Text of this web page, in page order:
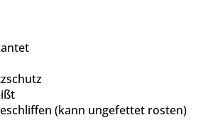
(kann ungefettet rosten)